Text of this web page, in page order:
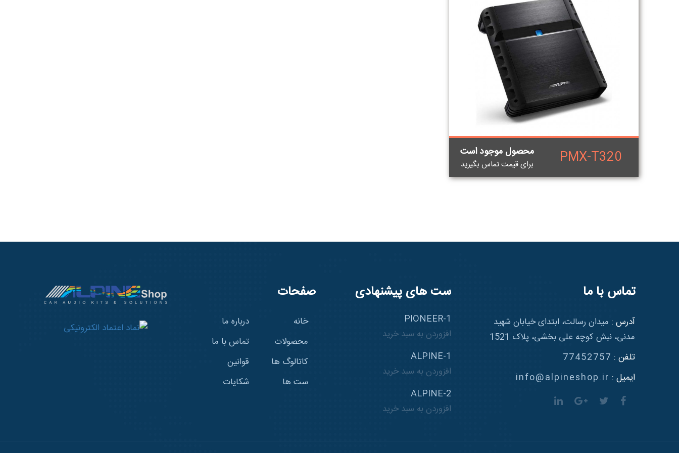
PMX-T320 محصول موجود است
برای قيمت تماس بگيريد
صفحات
خانه
محصولات
کاتالوگ ها
ست ها
درباره ما
تماس با ما
قوانین
شکایات
ست های پیشنهادی
PIONEER-1
افزوردن به سبد خرید
ALPINE-1
افزوردن به سبد خرید
ALPINE-2
افزوردن به سبد خرید
تماس با ما
آدرس : میدان رسالت، ابتدای خیابان شهید
مدنی، نبش کوچه علی بخشی، پلاک 1521
تلفن : 77452757
ایمیل : info@alpineshop.ir